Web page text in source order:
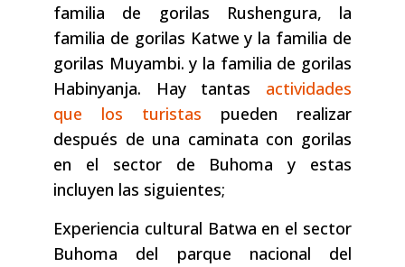
familia de gorilas Rushengura, la
familia de gorilas Katwe y la familia de
gorilas Muyambi. y la familia de gorilas
Habinyanja. Hay tantas actividades
que los turistas pueden realizar
después de una caminata con gorilas
en el sector de Buhoma y estas
incluyen las siguientes;
Experiencia cultural Batwa en el sector
Buhoma del parque nacional del